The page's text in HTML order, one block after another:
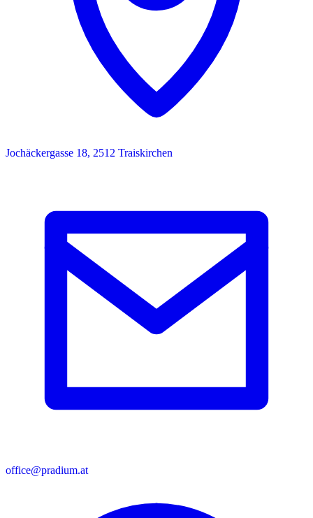
Jochäckergasse 18, 2512 Traiskirchen
office@pradium.at